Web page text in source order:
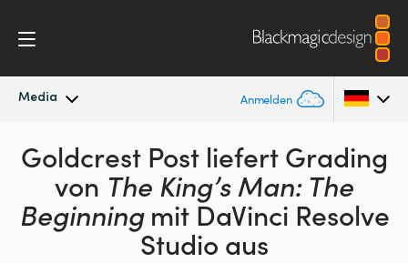
Media Anmelden
Neueste Nachrichten
Nachrichtenarchiv
Argentina
Australia
Austria
Goldcrest Post liefert Grading
von The King’s Man: The
Beginning mit DaVinci Resolve
Studio aus